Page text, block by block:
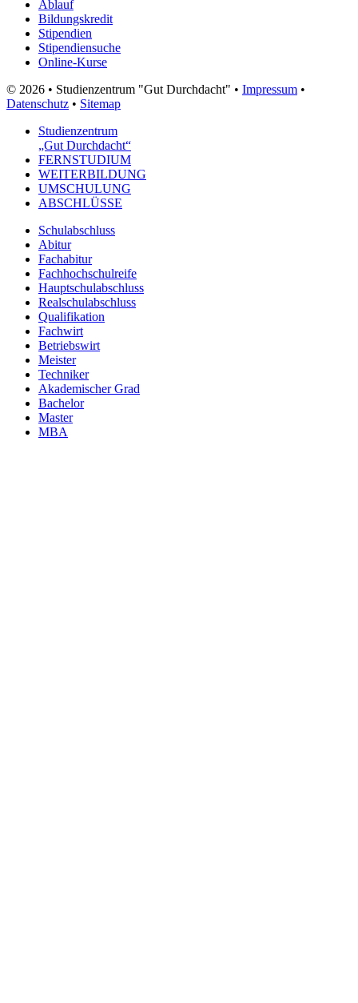
Ablauf
Bildungskredit
Stipendien
Stipendiensuche
Online-Kurse
© 2026 • Studienzentrum "Gut Durchdacht" • Impressum •
Datenschutz • Sitemap
Studienzentrum
„Gut Durchdacht“
FERNSTUDIUM
WEITERBILDUNG
UMSCHULUNG
ABSCHLÜSSE
Schulabschluss
Abitur
Fachabitur
Fachhochschulreife
Hauptschulabschluss
Realschulabschluss
Qualifikation
Fachwirt
Betriebswirt
Meister
Techniker
Akademischer Grad
Bachelor
Master
MBA